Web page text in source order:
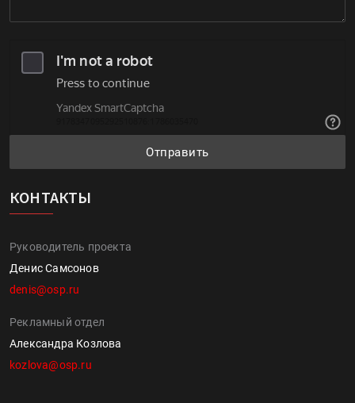
Отправить
КОНТАКТЫ
Руководитель проекта
Денис Самсонов
denis@osp.ru
Рекламный отдел
Александра Козлова
kozlova@osp.ru